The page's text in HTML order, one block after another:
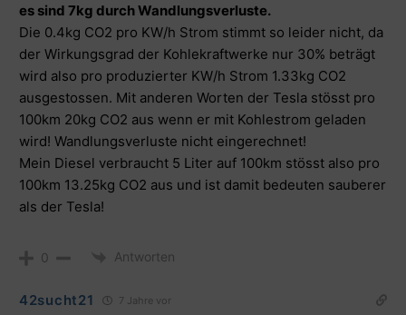
es sind 7kg durch Wandlungsverluste.
Die 0.4kg CO2 pro KW/h Strom stimmt so leider nicht, da
der Wirkungsgrad der Kohlekraftwerke nur 30% beträgt
wird also pro produzierter KW/h Strom 1.33kg CO2
ausgestossen. Mit anderen Worten der Tesla stösst pro
100km 20kg CO2 aus wenn er mit Kohlestrom geladen
wird! Wandlungsverluste nicht eingerechnet!
Mein Diesel verbraucht 5 Liter auf 100km stösst also pro
100km 13.25kg CO2 aus und ist damit bedeuten sauberer
als der Tesla!
0 Antworten
42sucht21 7 Jahre vor